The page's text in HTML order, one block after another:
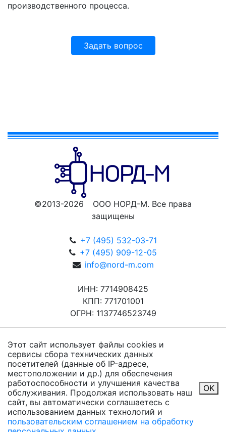
производственного процесса.
Задать вопрос
©2013-2026 ООО НОРД-М. Все права
защищены
+7 (495) 532-03-71
+7 (495) 909-12-05
info@nord-m.com
ИНН: 7714908425
КПП: 771701001
ОГРН: 1137746523749
Этот сайт использует файлы cookies и
сервисы сбора технических данных
посетителей (данные об IP-адресе,
местоположении и др.) для обеспечения
работоспособности и улучшения качества
обслуживания. Продолжая использовать наш
сайт, вы автоматически соглашаетесь с
использованием данных технологий и
пользовательским соглашением на обработку
OK